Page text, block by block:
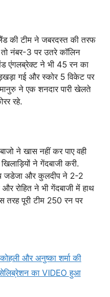
की टीम ने जबरदस्त की तरफ
नंबर-3 पर उतरे कॉलिन
एंगलब्रेक्ट ने भी 45 रन का
गई और स्कोर 5 विकेट पर
ने एक शनदार पारी खेलते
रहे.
ने खास नहीं कर पाए वही
ने गेंदबाजी करी.
जडेजा और कुलदीप ने 2-2
रोहित ने भी गेंदबाजी में हाथ
तरह पूरी टीम 250 रन पर
और अनुष्का शर्मा की
सेलिब्रेशन का VIDEO हुआ